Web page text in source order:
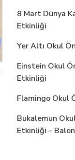
8 Mart Dünya
Etkinliği
Yer Altı Okul
Einstein Okul
Etkinliği
Flamingo Okul
Bukalemun
Etkinliği –